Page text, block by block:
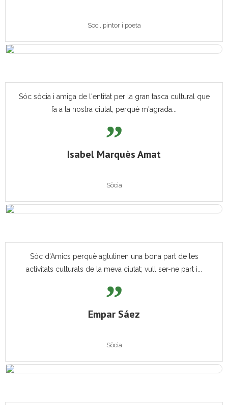
Soci, pintor i poeta
Sóc sòcia i amiga de l'entitat per la gran tasca cultural que
fa a la nostra ciutat, perquè m'agrada...
Isabel Marquès Amat
Sòcia
Sóc d'Amics perquè aglutinen una bona part de les
activitats culturals de la meva ciutat; vull ser-ne part i...
Empar Sáez
Sòcia